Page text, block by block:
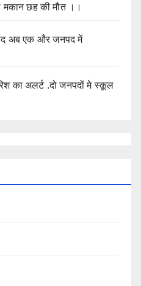
मकान छह की मौत ।।
अब एक और जनपद में
का अलर्ट .दो जनपदों मे स्कूल